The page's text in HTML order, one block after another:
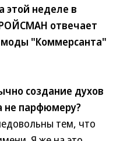
этой неделе в
отвечает
моды "Коммерсанта"
создание духов
не парфюмеру?
тем, что